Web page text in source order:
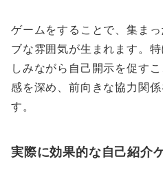
ゲームをすることで、集ま
ブな雰囲気が生まれます。
しみながら自己開示を促す
感を深め、前向きな協力関
す。
実際に効果的な自己紹介